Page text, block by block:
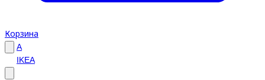
Корзина
A
IKEA